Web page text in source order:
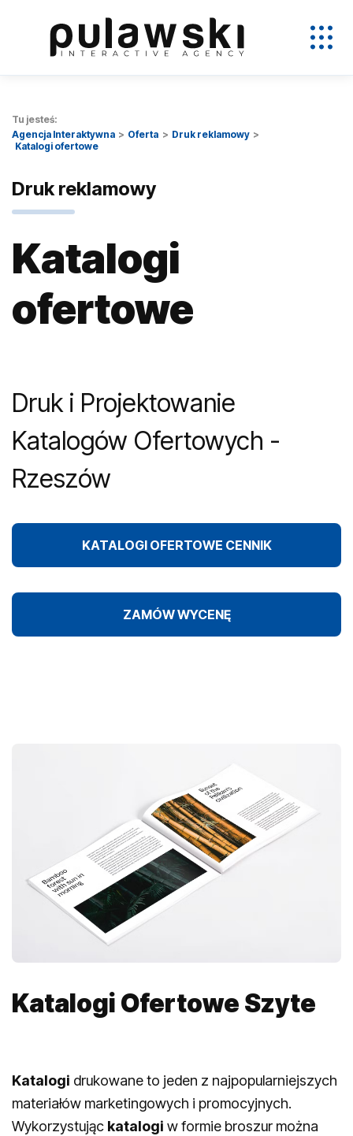
Tu jesteś:
Agencja Interaktywna
Oferta
Druk reklamowy
Katalogi ofertowe
Druk reklamowy
Katalogi
ofertowe
Druk i Projektowanie
Katalogów Ofertowych -
Rzeszów
KATALOGI OFERTOWE CENNIK
ZAMÓW WYCENĘ
Katalogi Ofertowe Szyte
Katalogi drukowane to jeden z najpopularniejszych
materiałów marketingowych i promocyjnych.
Wykorzystując katalogi w formie broszur można